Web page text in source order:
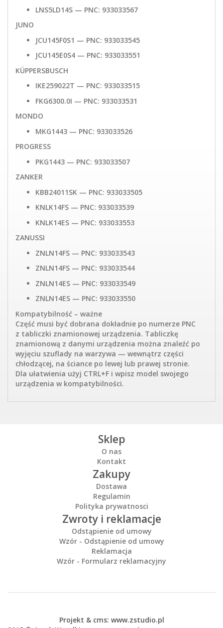
LNS5LD14S — PNC: 933033567
JUNO
JCU145F0S1 — PNC: 933033545
JCU145E0S4 — PNC: 933033551
KÜPPERSBUSCH
IKE259022T — PNC: 933033515
FKG6300.0I — PNC: 933033531
MONDO
MKG1443 — PNC: 933033526
PROGRESS
PKG1443 — PNC: 933033507
ZANKER
KBB24011SK — PNC: 933033505
KNLK14FS — PNC: 933033539
KNLK14ES — PNC: 933033553
ZANUSSI
ZNLN14FS — PNC: 933033543
ZNLN14FS — PNC: 933033544
ZNLN14ES — PNC: 933033549
ZNLN14ES — PNC: 933033550
Kompatybilność – ważne
Część musi być dobrana dokładnie po numerze PNC
z tabliczki znamionowej urządzenia. Tabliczkę
znamionową z danymi urządzenia można znaleźć po
wyjęciu szuflady na warzywa — wewnątrz części
chłodzącej, na ściance po lewej lub prawej stronie.
Dla ułatwienia użyj CTRL+F i wpisz model swojego
urządzenia w kompatybilności.
Sklep
O nas
Kontakt
Zakupy
Dostawa
Regulamin
Polityka prywatnosci
Zwroty i reklamacje
Odstąpienie od umowy
Wzór - Odstąpienie od umowy
Reklamacja
Wzór - Formularz reklamacyjny
Projekt & cms: www.zstudio.pl